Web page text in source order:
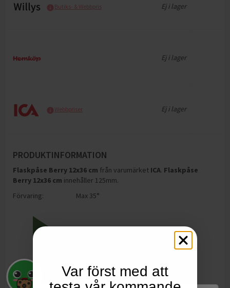
Butiks- & Webbpris Ej i lager
Ej i lager
Webbpriser Ej i lager
PRODUKTINFORMATION
Flaskpåse Berry 12x36 cm från varumärket ICA. Flaskpåse
Berry 12x36 cm innehåller 125mm.
Förvaring:
Max 35°
Var först med att